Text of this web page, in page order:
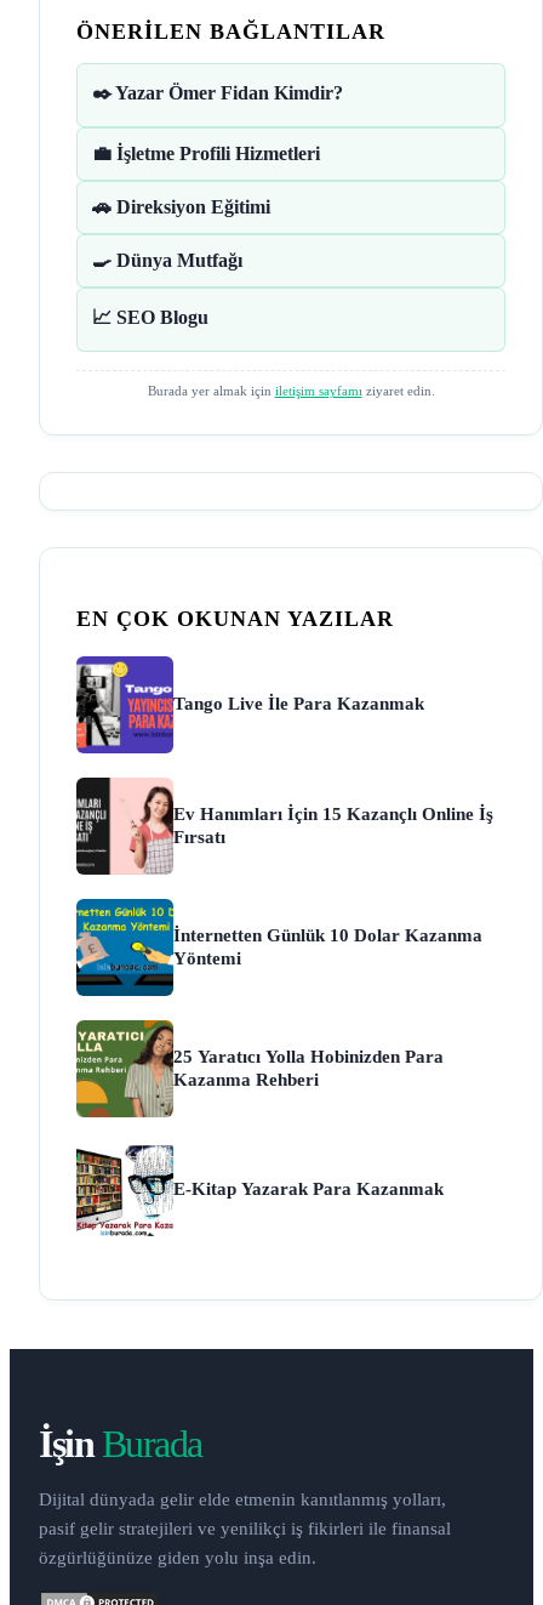
ÖNERILEN BAĞLANTILAR
✒️ Yazar Ömer Fidan Kimdir?
💼 İşletme Profili Hizmetleri
🚗 Direksiyon Eğitimi
🍳 Dünya Mutfağı
📈 SEO Blogu
Burada yer almak için iletişim sayfamı ziyaret edin.
EN ÇOK OKUNAN YAZILAR
Tango Live İle Para Kazanmak
Ev Hanımları İçin 15 Kazançlı Online İş
Fırsatı
İnternetten Günlük 10 Dolar Kazanma
Yöntemi
25 Yaratıcı Yolla Hobinizden Para
Kazanma Rehberi
E-Kitap Yazarak Para Kazanmak
İşinBurada
Dijital dünyada gelir elde etmenin kanıtlanmış yolları,
pasif gelir stratejileri ve yenilikçi iş fikirleri ile finansal
özgürlüğünüze giden yolu inşa edin.